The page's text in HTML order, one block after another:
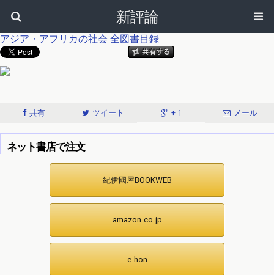
新評論
アジア・アフリカの社会 全図書目録
共有 ツイート + 1 メール
ネット書店で注文
紀伊國屋BOOKWEB
amazon.co.jp
e-hon